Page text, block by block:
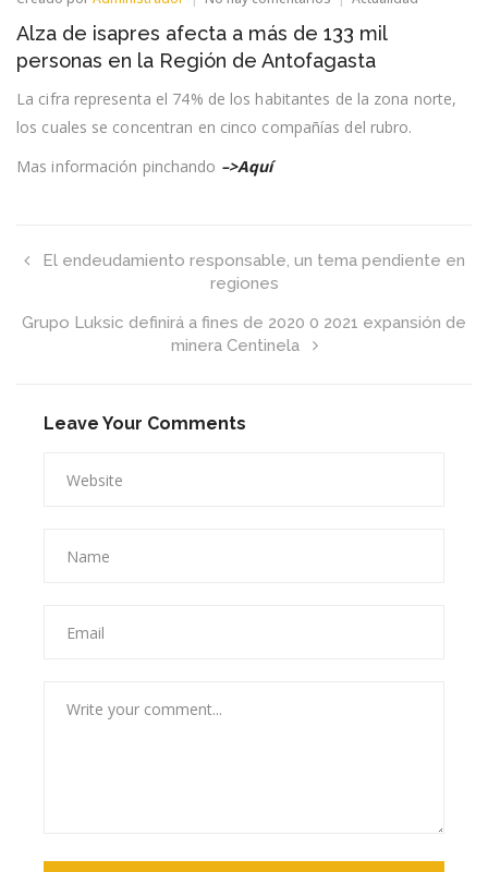
de
isapres
afecta
más
de
de
Antofagasta
Alza de isapres afecta a más de 133 mil
personas en la Región de Antofagasta
La cifra representa el 74% de los habitantes de la zona norte,
los cuales se concentran en cinco compañías del rubro.
Mas información pinchando –>Aquí
El endeudamiento responsable, un tema pendiente en
regiones
Grupo Luksic definirá a fines de 2020 0 2021 expansión de
minera Centinela
Leave Your Comments